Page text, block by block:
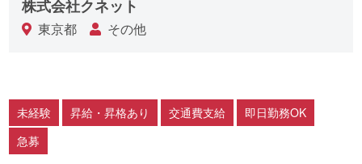
株式会社クネット
東京都 その他
未経験 昇給・昇格あり 交通費支給
即日勤務OK
急募